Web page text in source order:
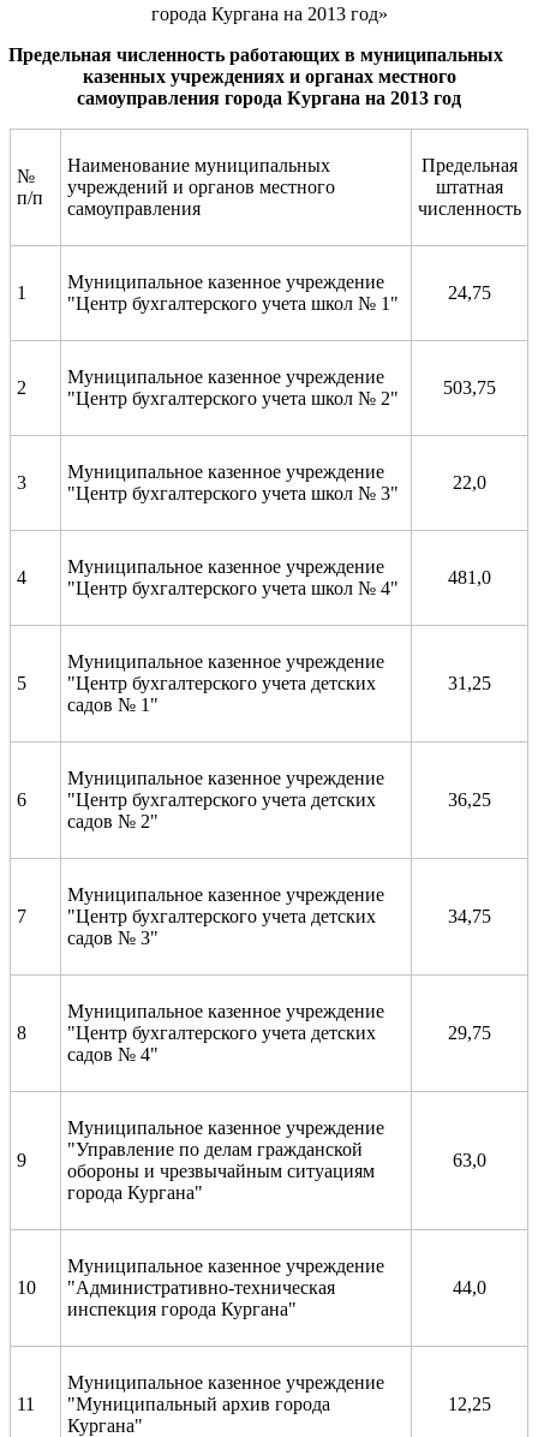
города Кургана на 2013 год»
Предельная численность работающих в муниципальных
казенных учреждениях и органах местного
самоуправления города Кургана на 2013 год
№
п/п
Наименование муниципальных
учреждений и органов местного
самоуправления
Предельная
штатная
численность
1
Муниципальное казенное учреждение
"Центр бухгалтерского учета школ № 1"
24,75
2
Муниципальное казенное учреждение
"Центр бухгалтерского учета школ № 2"
503,75
3
Муниципальное казенное учреждение
"Центр бухгалтерского учета школ № 3"
22,0
4
Муниципальное казенное учреждение
"Центр бухгалтерского учета школ № 4"
481,0
5
Муниципальное казенное учреждение
"Центр бухгалтерского учета детских
садов № 1"
31,25
6
Муниципальное казенное учреждение
"Центр бухгалтерского учета детских
садов № 2"
36,25
7
Муниципальное казенное учреждение
"Центр бухгалтерского учета детских
садов № 3"
34,75
8
Муниципальное казенное учреждение
"Центр бухгалтерского учета детских
садов № 4"
29,75
9
Муниципальное казенное учреждение
"Управление по делам гражданской
обороны и чрезвычайным ситуациям
города Кургана"
63,0
10
Муниципальное казенное учреждение
"Административно-техническая
инспекция города Кургана"
44,0
11
Муниципальное казенное учреждение
"Муниципальный архив города
Кургана"
12,25